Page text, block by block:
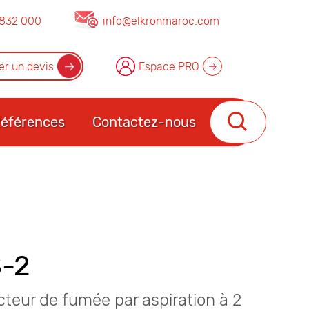
000 info@elkronmaroc.com
un devis Espace PRO
Contactez-nous
2
de fumée par aspiration à 2